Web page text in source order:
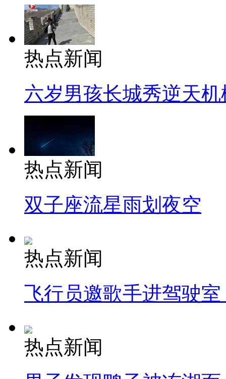
热点新闻
六岁男孩长城秀逆天机
热点新闻
双子座流星雨划夜空
热点新闻
飞行员邀歌手进驾驶
热点新闻